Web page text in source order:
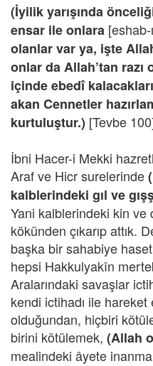
(İyilik yarışında
ensar ile onlara
olanlar var ya, işte
onlar da Allah’tan razı
içinde ebedî
akan Cennetler
kurtuluştur.) [Tevbe
İbni Hacer-i Mekki
Araf ve Hicr surelerinde
kalblerindeki gıl ve
Yani kalblerindeki kin ve
kökünden çıkarıp attık.
başka bir sahabiye
hepsi Hakkulyakîn
Aralarındaki savaşlar
kendi ictihadı ile
olduğundan, hiçbiri
birini kötülemek, (Allah
mealindeki âyete